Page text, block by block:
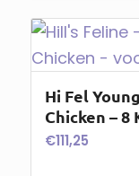
Hi Fel
Chicken – 8
€111,25